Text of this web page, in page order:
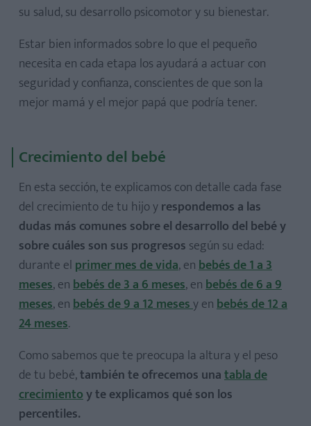
su salud, su desarrollo psicomotor y su bienestar.
Estar bien informados sobre lo que el pequeño
necesita en cada etapa los ayudará a actuar con
seguridad y confianza, conscientes de que son la
mejor mamá y el mejor papá que podría tener.
Crecimiento del bebé
En esta sección, te explicamos con detalle cada fase
del crecimiento de tu hijo yrespondemos a las
dudas más comunes sobre el desarrollo del bebé y
sobre cuáles son sus progresos según su edad:
durante el primer mes de vida, enbebés de 1 a 3
meses, enbebés de 3 a 6 meses, enbebés de 6 a 9
meses, enbebés de 9 a 12 mesesy enbebés de 12 a
24 meses.
Como sabemos que te preocupa la altura y el peso
de tu bebé,también te ofrecemos unatabla de
crecimientoy te explicamos qué son los
percentiles.